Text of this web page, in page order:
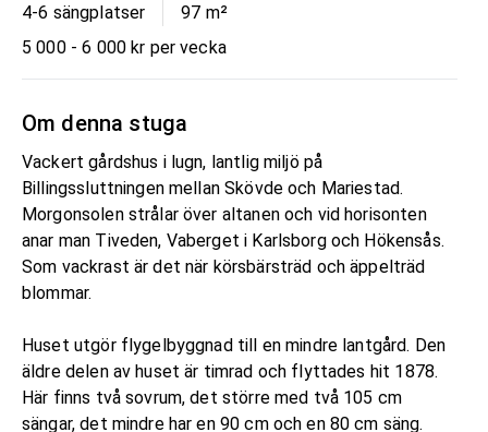
4-6 sängplatser
97 m²
5 000 - 6 000 kr per vecka
Om denna stuga
Vackert gårdshus i lugn, lantlig miljö på
Billingssluttningen mellan Skövde och Mariestad.
Morgonsolen strålar över altanen och vid horisonten
anar man Tiveden, Vaberget i Karlsborg och Hökensås.
Som vackrast är det när körsbärsträd och äppelträd
blommar.
Huset utgör flygelbyggnad till en mindre lantgård. Den
äldre delen av huset är timrad och flyttades hit 1878.
Här finns två sovrum, det större med två 105 cm
sängar, det mindre har en 90 cm och en 80 cm säng.